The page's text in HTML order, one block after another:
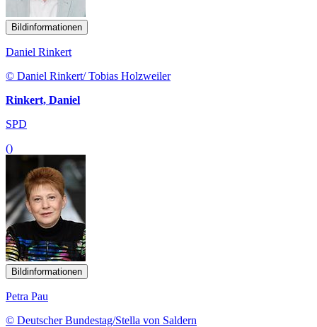
Bildinformationen
Daniel Rinkert
© Daniel Rinkert/ Tobias Holzweiler
Rinkert, Daniel
SPD
()
Bildinformationen
Petra Pau
© Deutscher Bundestag/Stella von Saldern